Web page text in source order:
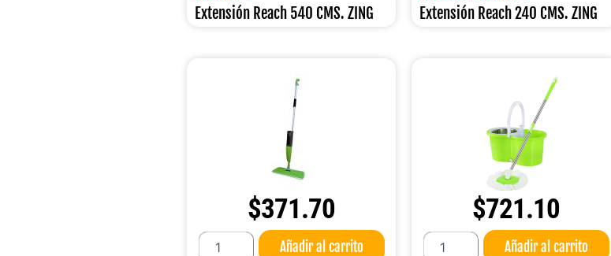
Extensión Reach 540 CMS. ZING Extensión Reach 240 CMS. ZING
$371.70
Spray
MOP
Añadir al carrito
$721.10
Cubeta
Mágica,
Añadir al carrito